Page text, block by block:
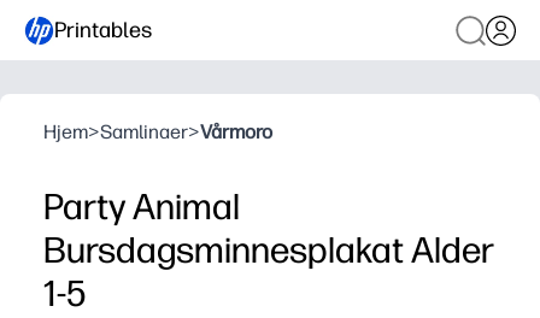
Printables
Hjem>Samlinaer>Vårmoro
Party Animal
Bursdagsminnesplakat Alder
1-5